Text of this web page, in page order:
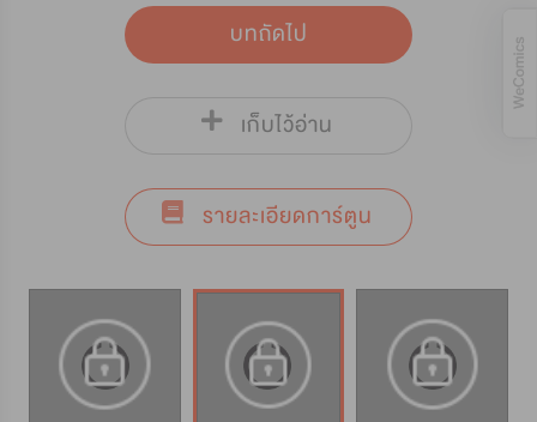
บทถัดไป
เก็บไว้อ่าน
รายละเอียดการ์ตูน